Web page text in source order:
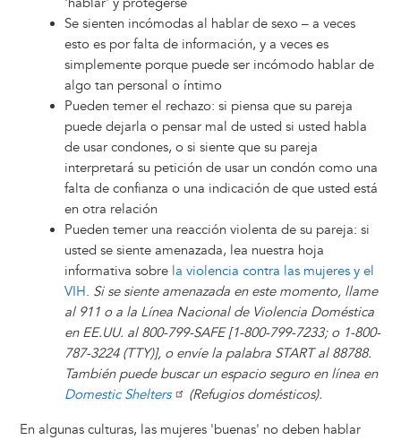
Se sienten incómodas al hablar de sexo – a veces
esto es por falta de información, y a veces es
simplemente porque puede ser incómodo hablar de
algo tan personal o íntimo
Pueden temer el rechazo: si piensa que su pareja
puede dejarla o pensar mal de usted si usted habla
de usar condones, o si siente que su pareja
interpretará su petición de usar un condón como una
falta de confianza o una indicación de que usted está
en otra relación
Pueden temer una reacción violenta de su pareja: si
usted se siente amenazada, lea nuestra hoja
informativa sobre la violencia contra las mujeres y el
VIH. Si se siente amenazada en este momento, llame
al 911 o a la Línea Nacional de Violencia Doméstica
en EE.UU. al 800-799-SAFE [1-800-799-7233; o 1-800-
787-3224 (TTY)], o envíe la palabra START al 88788.
También puede buscar un espacio seguro en línea en
Domestic Shelters
(Refugios domésticos).
En algunas culturas, las mujeres 'buenas' no deben hablar